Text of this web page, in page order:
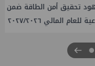
أمن الطاقة ضمن خطة
٢٠٢٦